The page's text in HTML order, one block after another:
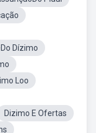
Dízimo
Loo
Dizimo E Ofertas